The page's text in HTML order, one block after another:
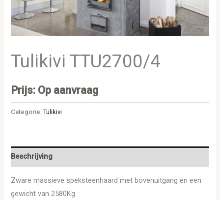
Tulikivi TTU2700/4
Prijs: Op aanvraag
Categorie:Tulikivi
Beschrijving
Zware massieve speksteenhaard met bovenuitgang en een
gewicht van 2580Kg